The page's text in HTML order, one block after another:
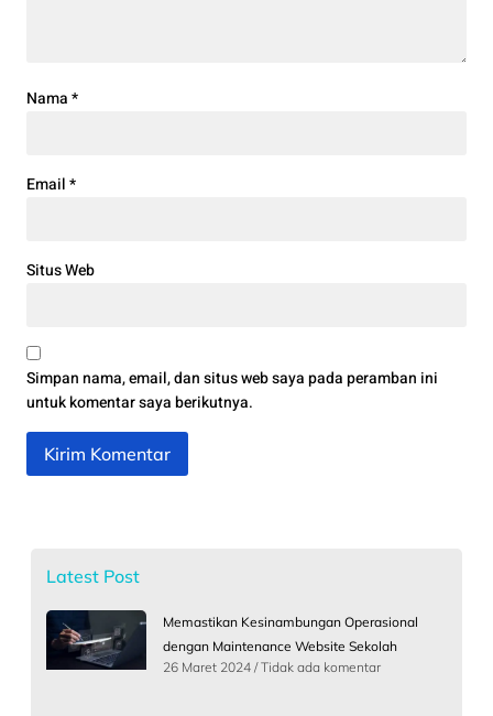
Nama*
Email*
Situs Web
Simpan nama, email, dan situs web saya pada peramban ini
untuk komentar saya berikutnya.
Latest Post
Memastikan Kesinambungan Operasional
dengan Maintenance Website Sekolah
26 Maret 2024 Tidak ada komentar